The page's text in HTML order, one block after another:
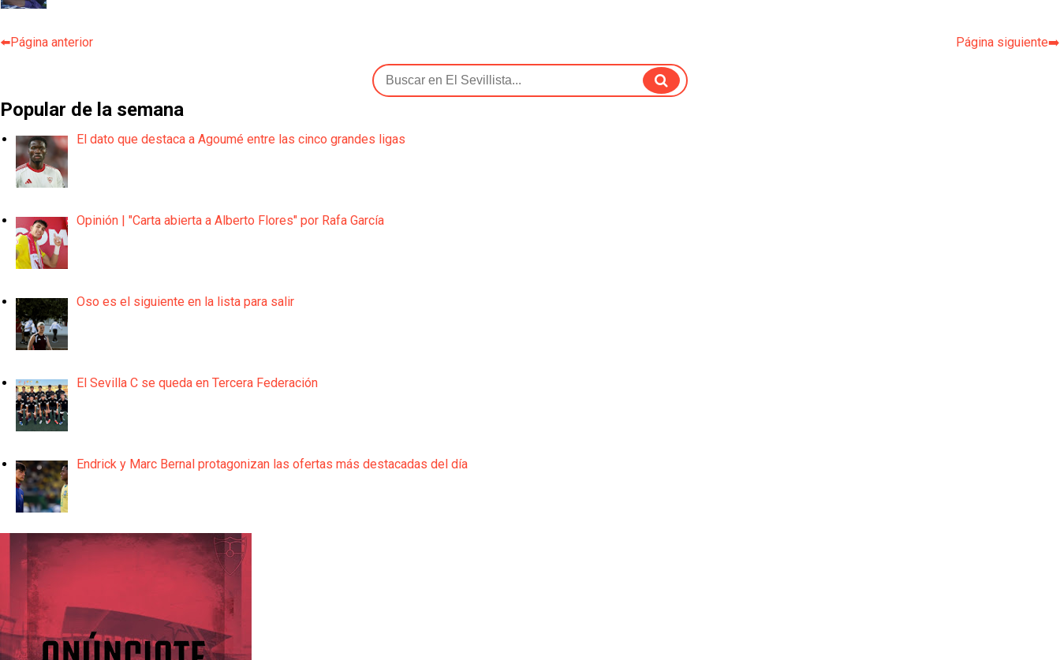
⬅️Página anterior Página siguiente➡️
Popular de la semana
El dato que destaca a Agoumé entre las cinco grandes ligas
Opinión | "Carta abierta a Alberto Flores" por Rafa García
Oso es el siguiente en la lista para salir
El Sevilla C se queda en Tercera Federación
Endrick y Marc Bernal protagonizan las ofertas más destacadas del día